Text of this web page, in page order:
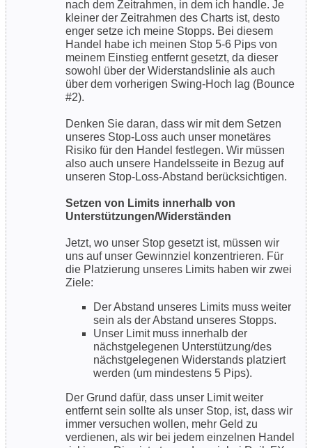
nach dem Zeitrahmen, in dem ich handle. Je
kleiner der Zeitrahmen des Charts ist, desto
enger setze ich meine Stopps. Bei diesem
Handel habe ich meinen Stop 5-6 Pips von
meinem Einstieg entfernt gesetzt, da dieser
sowohl über der Widerstandslinie als auch
über dem vorherigen Swing-Hoch lag (Bounce
#2).
Denken Sie daran, dass wir mit dem Setzen
unseres Stop-Loss auch unser monetäres
Risiko für den Handel festlegen. Wir müssen
also auch unsere Handelsseite in Bezug auf
unseren Stop-Loss-Abstand berücksichtigen.
Setzen von Limits innerhalb von
Unterstützungen/Widerständen
Jetzt, wo unser Stop gesetzt ist, müssen wir
uns auf unser Gewinnziel konzentrieren. Für
die Platzierung unseres Limits haben wir zwei
Ziele:
Der Abstand unseres Limits muss weiter
sein als der Abstand unseres Stopps.
Unser Limit muss innerhalb der
nächstgelegenen Unterstützung/des
nächstgelegenen Widerstands platziert
werden (um mindestens 5 Pips).
Der Grund dafür, dass unser Limit weiter
entfernt sein sollte als unser Stop, ist, dass wir
immer versuchen wollen, mehr Geld zu
verdienen, als wir bei jedem einzelnen Handel